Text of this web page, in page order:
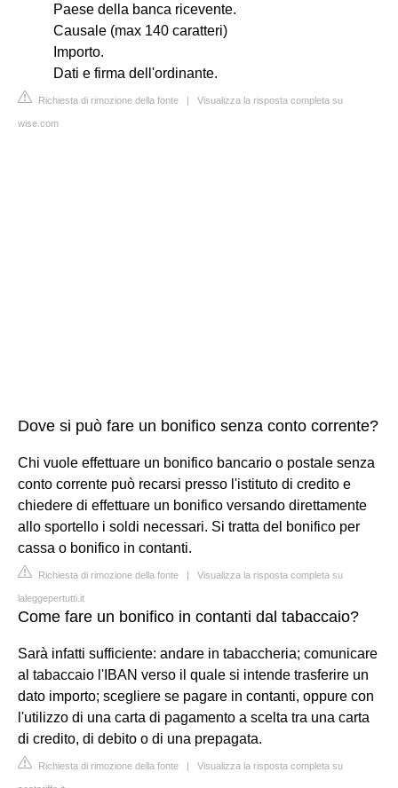
Paese della banca ricevente.
Causale (max 140 caratteri)
Importo.
Dati e firma dell'ordinante.
Richiesta di rimozione della fonte | Visualizza la risposta completa su
wise.com
Dove si può fare un bonifico senza conto corrente?
Chi vuole effettuare un bonifico bancario o postale senza
conto corrente può recarsi presso l'istituto di credito e
chiedere di effettuare un bonifico versando direttamente
allo sportello i soldi necessari. Si tratta del bonifico per
cassa o bonifico in contanti.
Richiesta di rimozione della fonte | Visualizza la risposta completa su
laleggepertutti.it
Come fare un bonifico in contanti dal tabaccaio?
Sarà infatti sufficiente: andare in tabaccheria; comunicare
al tabaccaio l'IBAN verso il quale si intende trasferire un
dato importo; scegliere se pagare in contanti, oppure con
l'utilizzo di una carta di pagamento a scelta tra una carta
di credito, di debito o di una prepagata.
Richiesta di rimozione della fonte | Visualizza la risposta completa su